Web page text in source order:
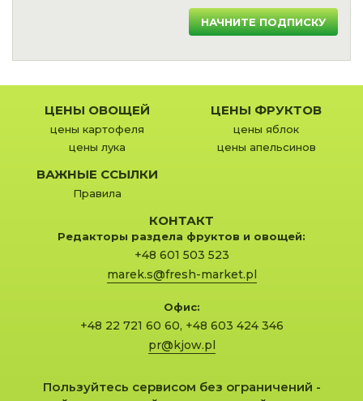
НАЧНИТЕ ПОДПИСКУ
ЦЕНЫ ОВОЩЕЙ
цены картофеля
цены лука
ЦЕНЫ ФРУКТОВ
цены яблок
цены апельсинов
ВАЖНЫЕ ССЫЛКИ
Правила
КОНТАКТ
Редакторы раздела фруктов и овощей:
+48 601 503 523
marek.s@fresh-market.pl
Офис:
+48 22 721 60 60, +48 603 424 346
pr@kjow.pl
Пользуйтесь сервисом без ограничений -